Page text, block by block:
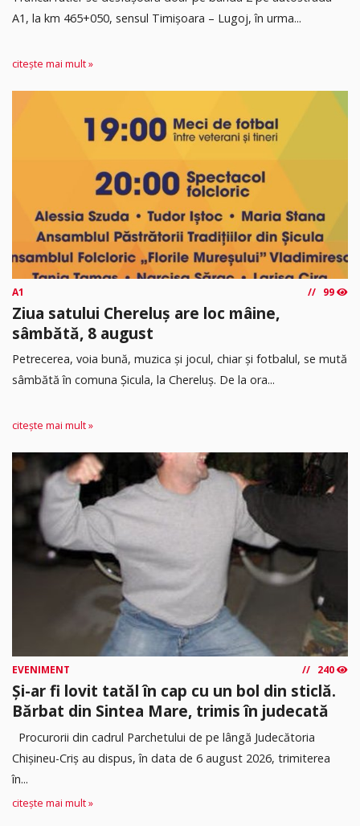
A1, la km 465+050, sensul Timişoara – Lugoj, în urma...
citește mai mult »
A1 99
Ziua satului Chereluș are loc mâine,
sâmbătă, 8 august
Petrecerea, voia bună, muzica și jocul, chiar și fotbalul, se mută
sâmbătă în comuna Șicula, la Chereluș. De la ora...
citește mai mult »
EVENIMENT 240
Și-ar fi lovit tatăl în cap cu un bol din sticlă.
Bărbat din Sintea Mare, trimis în judecată
Procurorii din cadrul Parchetului de pe lângă Judecătoria
Chișineu-Criș au dispus, în data de 6 august 2026, trimiterea
în...
citește mai mult »